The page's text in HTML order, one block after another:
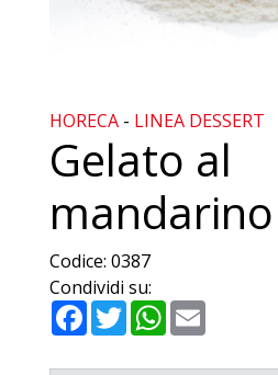
HORECA - LINEA DESSERT
Gelato al
mandarino
Codice: 0387
Condividi su:
Facebook
TwitterWhatsApp